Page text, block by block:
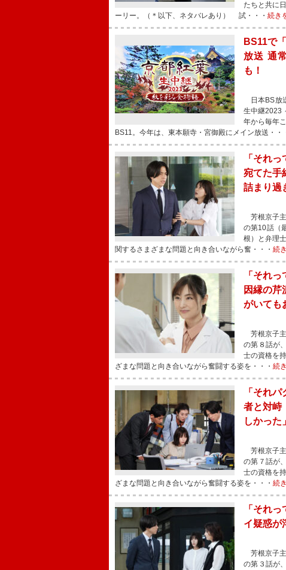
たちと共に
ーリー。（＊以下、ネタバレあり） 試・・・ 続き
BS11で
放送 通
も！
日本BS放
生中継2023
年から毎年
BS11。今年は、東本願寺・宮御殿にメイン放送・・
「それ
宛てた手
詰まり過
芳根京子主
の第10話（
根）と弁理
関するさまざまな問題と向き合いながら奮・・・ 続
「それ
因縁の
がいても
芳根京子主
の第８話が
士の資格を
ざまな問題と向き合いながら奮闘する姿を・・・ 続
「それ
者と対峙
しかった」
芳根京子主
の第７話が
士の資格を
ざまな問題と向き合いながら奮闘する姿を・・・ 続
「それ
イ疑惑が
芳根京子主
の第３話が